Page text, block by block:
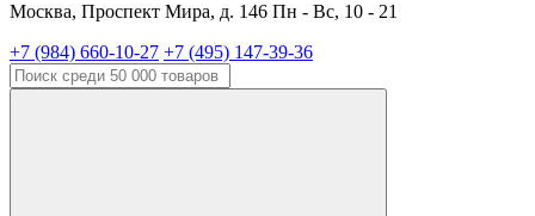
Москва, Проспект Мира, д. 146 Пн - Вс, 10 - 21
+7 (984) 660-10-27 +7 (495) 147-39-36